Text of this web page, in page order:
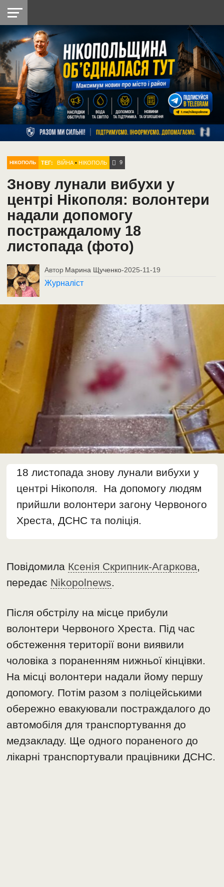
НІКОПОЛЬ
РАЙОН
СІЧЕСЛАВСЬКА
УКРАЇНА
РЕТРО
НІКОПОЛЬ
ЛАЙТ
УКРАЇНА
ДОПОМОГА
РАДІО
НІКОПОЛЬ ТЕГ: ВІЙНА •НІКОПОЛЬ 9
Знову лунали вибухи у
центрі Нікополя: волонтери
надали допомогу
постраждалому 18
листопада (фото)
Автор Марина Щученко-2025-11-19
Журналіст
18 листопада знову лунали вибухи у
центрі Нікополя. На допомогу людям
прийшли волонтери загону Червоного
Хреста, ДСНС та поліція.
Повідомила Ксенія Скрипник-Агаркова,
передає Nikopolnews.
Після обстрілу на місце прибули
волонтери Червоного Хреста. Під час
обстеження території вони виявили
чоловіка з пораненням нижньої кінцівки.
На місці волонтери надали йому першу
допомогу. Потім разом з поліцейськими
обережно евакуювали постраждалого до
автомобіля для транспортування до
медзакладу. Ще одного пораненого до
лікарні транспортували працівники ДСНС.